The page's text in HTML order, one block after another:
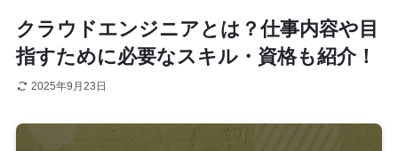
クラウドエンジニアとは？仕事内容や目
指すために必要なスキル・資格も紹介！
2025年9月23日